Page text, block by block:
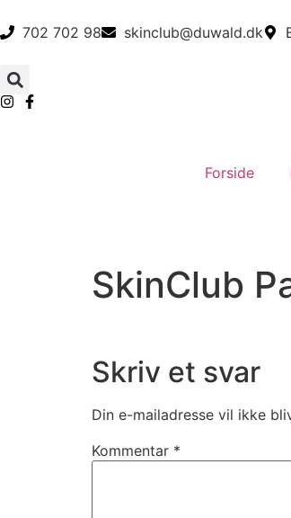
702 702 98 skinclub@duwald.dk
Forside
SkinClub
Skriv et svar
Din e-mailadresse vil ikke
Kommentar *